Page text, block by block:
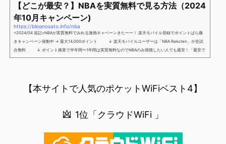
【どこが最安？】NBAを実質無料で見る方法（2024
年10月キャンペーン)
https://blognosato.info/nba
<2024/04 追記>NBAが実質無料でみれる激熱キャペーンきたーー！ 楽天モバイル登録でポイントばら撒
きキャンペーン発動中 → 最大14,000ポイント ↓ 楽天モバイルユーザーは「NBA Rakuten」が全試
合無料 ↓ ポイント換算で半年間〜1年間は実質無料なのでNBAのみ視聴したい人でも最安！「最安で
NBAを見る方法」が「楽天モバイルを契約すること」というもはや意味不明な状況...楽天モバイルでNBAを
【本サイトで人気のポケットWiFiベスト4】
1位「クラウドWiFi 」